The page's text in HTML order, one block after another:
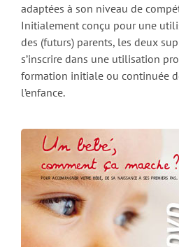
adaptées à son niveau de
Initialement conçu pour une
des (futurs) parents, les deux
s’inscrire dans une utilisation
formation initiale ou continuée
l’enfance.